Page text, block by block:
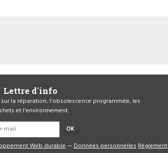
Lettre d'info
la réparation, l'obsolescence programmée, les
et l'environnement.
OK
Web durable—Données personnellesRèglement